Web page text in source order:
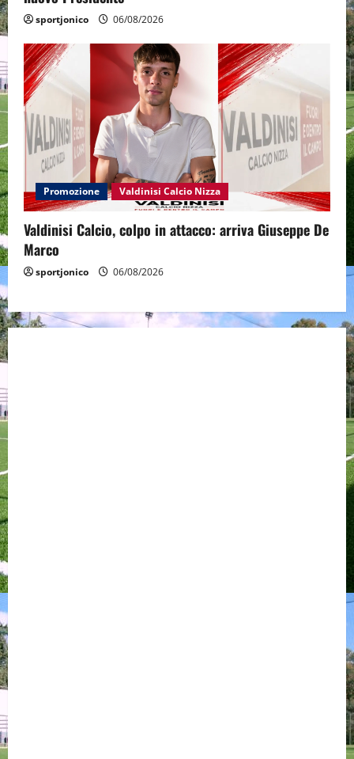
sportjonico 06/08/2026
Promozione Valdinisi Calcio Nizza
Valdinisi Calcio, colpo in attacco: arriva Giuseppe De
Marco
sportjonico 06/08/2026